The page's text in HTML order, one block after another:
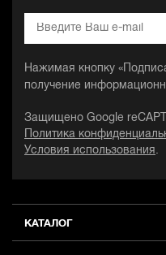
КАТАЛОГ
Нажимая кнопку
получение
Защищено Google
Политика
Условия использования .